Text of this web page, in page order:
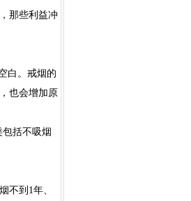
那些利益冲
白。戒烟的
也会增加原
括不吸烟
不到1年、